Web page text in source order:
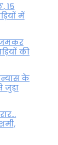
15
में
जमकर
की
के
जुड़ा